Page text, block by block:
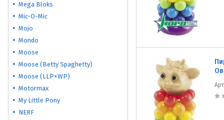
Mega Bloks
Mic-O-Mic
Mojo
Mondo
Moose
Moose (Betty Spaghetty)
Moose (LLP+WP)
Motormax
My Little Pony
NERF